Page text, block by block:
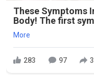
These Symptoms
Body! The first
More
283 97